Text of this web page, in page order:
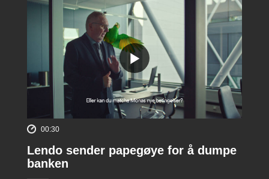
00:30
Lendo sender papegøye for å dumpe
banken